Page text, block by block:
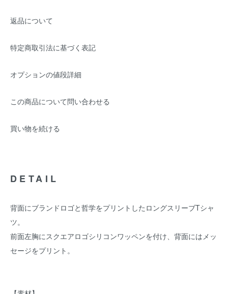
返品について
特定商取引法に基づく表記
オプションの値段詳細
この商品について問い合わせる
買い物を続ける
DETAIL
背面にブランドロゴと哲学をプリントしたロングスリーブTシャ
ツ。
前面左胸にスクエアロゴシリコンワッペンを付け、背面にはメッ
セージをプリント。